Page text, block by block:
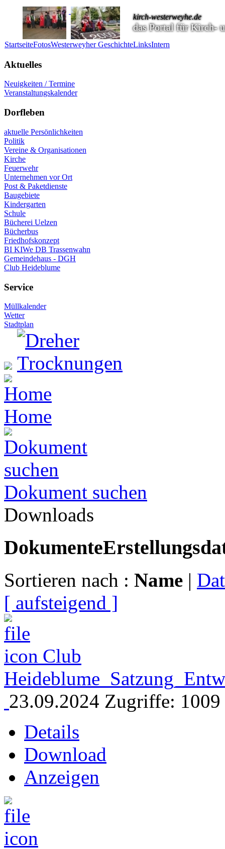
kirch-westerweyhe.de
das Portal für Kirch-
StartseiteFotosWesterweyher GeschichteLinksIntern
Aktuelles
Neuigkeiten / Termine
Veranstaltungskalender
Dorfleben
aktuelle Persönlichkeiten
Politik
Vereine & Organisationen
Kirche
Feuerwehr
Unternehmen vor Ort
Post & Paketdienste
Baugebiete
Kindergarten
Schule
Bücherei Uelzen
Bücherbus
Friedhofskonzept
BI KIWe DB Trassenwahn
Gemeindehaus - DGH
Club Heideblume
Service
Müllkalender
Wetter
Stadtplan
Home
Dokument suchen
Downloads
Dokumente
Sortieren nach : Name |
[ aufsteigend ]
Club
23.09.2024 Zugriffe: 1009
Details
Download
Anzeigen